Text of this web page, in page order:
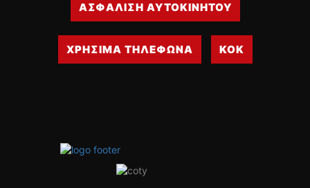
ΑΣΦΑΛΙΣΗ ΑΥΤΟΚΙΝΗΤΟΥ
ΧΡΗΣΙΜΑ ΤΗΛΕΦΩΝΑ ΚΟΚ